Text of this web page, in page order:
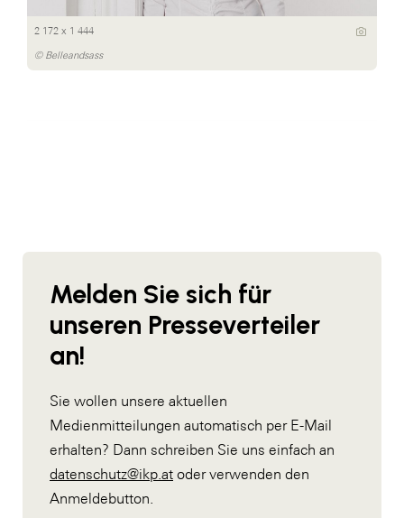
2 172 x 1 444
© Belleandsass
Melden Sie sich für
unseren Presseverteiler
an!
Sie wollen unsere aktuellen
Medienmitteilungen automatisch per E-Mail
erhalten? Dann schreiben Sie uns einfach an
datenschutz@ikp.at oder verwenden den
Anmeldebutton.